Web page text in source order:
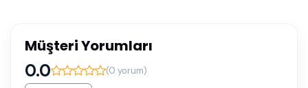
Müşteri Yorumları
0.0 (0 yorum)